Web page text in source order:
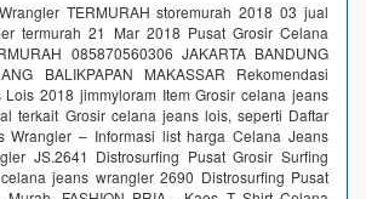
TERMURAH storemurah 2018 03 jual
termurah 21 Mar 2018 Pusat Grosir Celana
085870560306 JAKARTA BANDUNG
BALIKPAPAN MAKASSAR Rekomendasi
2018 jimmyloram Item Grosir celana jeans
terkait Grosir celana jeans lois, seperti Daftar
Wrangler – Informasi list harga Celana Jeans
JS.2641 Distrosurfing Pusat Grosir Surfing
jeans wrangler 2690 Distrosurfing Pusat